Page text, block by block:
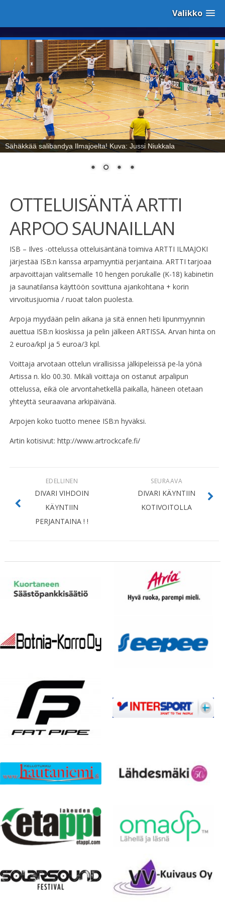
Valikko
Sähäkkää salibandya Ilmajoelta! Kuva: Jussi Niukkala
OTTELUISÄNTÄ ARTTI
ARPOO SAUNAILLAN
ISB – Ilves -ottelussa otteluisäntänä toimiva ARTTI ILMAJOKI
järjestää ISB:n kanssa arpamyyntiä perjantaina. ARTTI tarjoaa
arpavoittajan valitsemalle 10 hengen porukalle (K-18) kabinetin
ja saunatilansa käyttöön sovittuna ajankohtana + korin
virvoitusjuomia / ruoat talon puolesta.
Arpoja myydään pelin aikana ja sitä ennen heti lipunmyynnin
auettua ISB:n kioskissa ja pelin jälkeen ARTISSA. Arvan hinta on
2 euroa/kpl ja 5 euroa/3 kpl.
Voittaja arvotaan ottelun virallisissa jälkipeleissä pe-la yönä
Artissa n. klo 00.30. Mikäli voittaja on ostanut arpalipun
ottelussa, eikä ole arvontahetkellä paikalla, häneen otetaan
yhteyttä seuraavana arkipäivänä.
Arpojen koko tuotto menee ISB:n hyväksi.
Artin kotisivut: http://www.artrockcafe.fi/
SEURAAVA
DIVARI KÄYNTIIN
KOTIVOITOLLA
EDELLINEN
DIVARI VIHDOIN
KÄYNTIIN
PERJANTAINA ! !